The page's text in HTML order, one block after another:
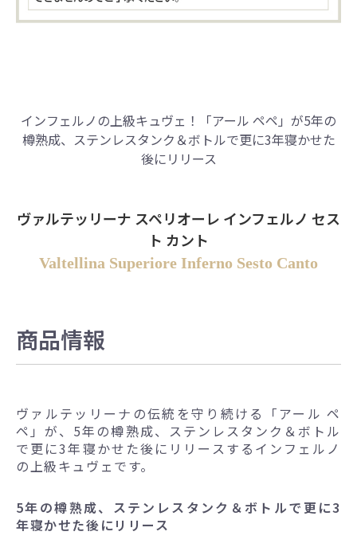
インフェルノの上級キュヴェ！
「アール ペペ」が5年の
樽熟成、ステンレスタンク＆ボトルで更に3年寝かせた
後にリリース
ヴァルテッリーナ スペリオーレ インフェルノ セス
ト カント
Valtellina Superiore Inferno Sesto Canto
商品情報
ヴァルテッリーナの伝統を守り続ける「アール ペ
ペ」が、5年の樽熟成、ステンレスタンク＆ボトル
で更に3年寝かせた後にリリースするインフェルノ
の上級キュヴェです。
5年の樽熟成、ステンレスタンク＆ボトルで更に3
年寝かせた後にリリース